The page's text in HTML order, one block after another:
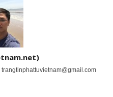
trangtinphattuvietnam@gmail.com